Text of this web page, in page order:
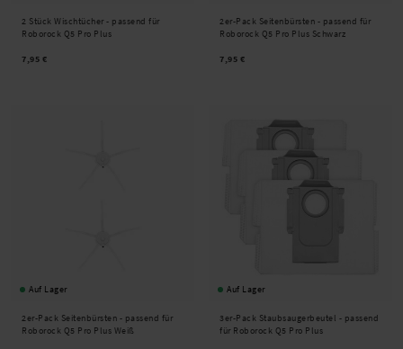
2 Stück Wischtücher - passend für
Roborock Q5 Pro Plus
7,95 €
2er-Pack Seitenbürsten - passend für
Roborock Q5 Pro Plus Schwarz
7,95 €
Auf Lager
2er-Pack Seitenbürsten - passend für
Roborock Q5 Pro Plus Weiß
Auf Lager
3er-Pack Staubsaugerbeutel - passend
für Roborock Q5 Pro Plus